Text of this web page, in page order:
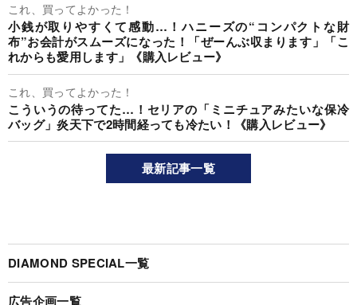
これ、買ってよかった！
小銭が取りやすくて感動…！ハニーズの“コンパクトな財
布”お会計がスムーズになった！「ぜーんぶ収まります」「こ
れからも愛用します」《購入レビュー》
これ、買ってよかった！
こういうの待ってた…！セリアの「ミニチュアみたいな保冷
バッグ」炎天下で2時間経っても冷たい！《購入レビュー》
最新記事一覧
DIAMOND SPECIAL一覧
広告企画一覧